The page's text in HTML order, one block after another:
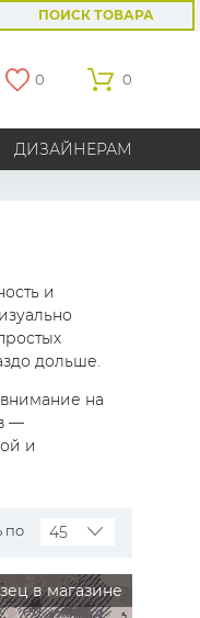
ПОИСК ТОВАРА
0 0
ДИЗАЙНЕРАМ
York
Creation
и
дольше.
на
—
и
по 45
в магазине